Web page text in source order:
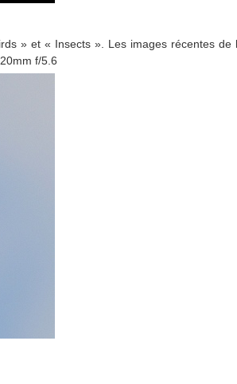
» et « Insects ». Les images récentes
f/5.6